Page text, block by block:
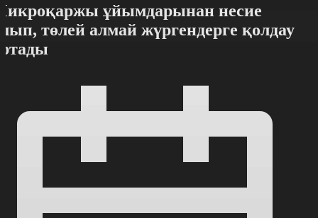
ұйымдарынан несие
төлей алмай жүргендерге қолдау